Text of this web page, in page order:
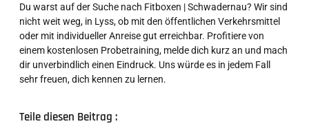
Du warst auf der Suche nach Fitboxen | Schwadernau? Wir sind
nicht weit weg, in Lyss, ob mit den öffentlichen Verkehrsmittel
oder mit individueller Anreise gut erreichbar. Profitiere von
einem kostenlosen Probetraining, melde dich kurz an und mach
dir unverbindlich einen Eindruck. Uns würde es in jedem Fall
sehr freuen, dich kennen zu lernen.
Teile diesen Beitrag :